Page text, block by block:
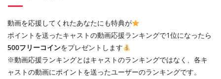
動画を応援してくれたあなたにも特典が
ポイントを送ったキャストの動画応援ランキングで1位になったら
500フリーコインをプレゼントします
※動画応援ランキングとはキャストのランキングではなく、各キ
ャストの動画にポイントを送ったユーザーのランキングです。